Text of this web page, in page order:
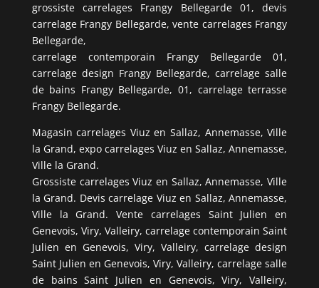
grossiste carrelages Frangy Bellegarde 01, devis
carrelage Frangy Bellegarde, vente carrelages Frangy
Bellegarde,
carrelage contemporain Frangy Bellegarde 01,
carrelage design Frangy Bellegarde, carrelage salle
de bains Frangy Bellegarde, 01, carrelage terrasse
Frangy Bellegarde.
Magasin carrelages Viuz en Sallaz, Annemasse, Ville
la Grand, expo carrelages Viuz en Sallaz, Annemasse,
Ville la Grand.
Grossiste carrelages Viuz en Sallaz, Annemasse, Ville
la Grand. Devis carrelage Viuz en Sallaz, Annemasse,
Ville la Grand. Vente carrelages Saint Julien en
Genevois, Viry, Valleiry, carrelage contemporain Saint
Julien en Genevois, Viry, Valleiry, carrelage design
Saint Julien en Genevois, Viry, Valleiry, carrelage salle
de bains Saint Julien en Genevois, Viry, Valleiry,